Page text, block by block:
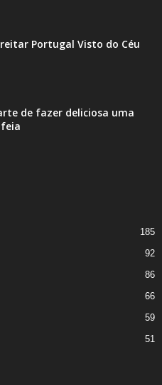
Portugal Visto do Céu
de fazer deliciosa uma
185
92
86
66
59
51